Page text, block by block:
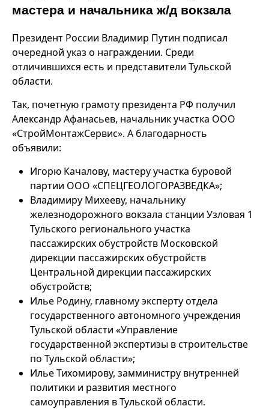
мастера и начальника ж/д вокзала
Президент России Владимир Путин подписал
очередной указ о награждении. Среди
отличившихся есть и представители Тульской
области.
Так, почетную грамоту президента РФ получил
Александр Афанасьев, начальник участка ООО
«СтройМонтажСервис». А благодарность
объявили:
Игорю Качалову, мастеру участка буровой
партии ООО «СПЕЦГЕОЛОГОРАЗВЕДКА»;
Владимиру Михееву, начальнику
железнодорожного вокзала станции Узловая 1
Тульского регионального участка
пассажирских обустройств Московской
дирекции пассажирских обустройств
Центральной дирекции пассажирских
обустройств;
Илье Родину, главному эксперту отдела
государственного автономного учреждения
Тульской области «Управление
государственной экспертизы в строительстве
по Тульской области»;
Илье Тихомирову, замминистру внутренней
политики и развития местного
самоуправления в Тульской области.